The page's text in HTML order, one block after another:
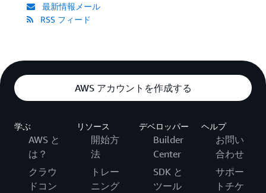
最新情報メール
RSS フィード
AWS アカウントを作成する
学ぶ
AWS と
は？
クラウ
ドコン
リソース
開始方
法
トレー
ニング
デベロッパー
Builder
Center
SDK と
ツール
ヘルプ
お問い
合わせ
サポー
トチケ